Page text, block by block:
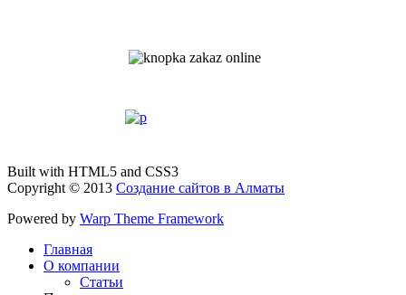
Built with HTML5 and CSS3
Copyright © 2013 Создание сайтов в Алматы
Powered by Warp Theme Framework
Главная
О компании
Статьи